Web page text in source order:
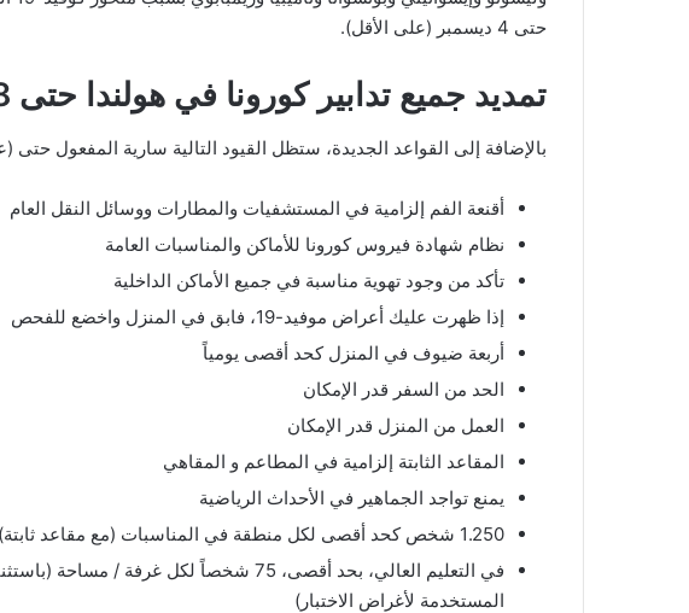
حتى 4 ديسمبر (على الأقل).
تمديد جميع تدابير كورونا في هولندا حتى 18 ديسمبر
بالإضافة إلى القواعد الجديدة، ستظل القيود التالية سارية المفعول حتى (على
أقنعة الفم إلزامية في المستشفيات والمطارات ووسائل النقل العام
نظام شهادة فيروس كورونا للأماكن والمناسبات العامة
تأكد من وجود تهوية مناسبة في جميع الأماكن الداخلية
إذا ظهرت عليك أعراض موفيد-19، فابق في المنزل واخضع للفحص
أربعة ضيوف في المنزل كحد أقصى يومياً
الحد من السفر قدر الإمكان
العمل من المنزل قدر الإمكان
المقاعد الثابتة إلزامية في المطاعم و المقاهي
يمنع تواجد الجماهير في الأحداث الرياضية
1.250 شخص كحد أقصى لكل منطقة في المناسبات (مع مقاعد ثابتة)
في التعليم العالي، بحد أقصى، 75 شخصاً لكل
المستخدمة لأغراض الاختبار)